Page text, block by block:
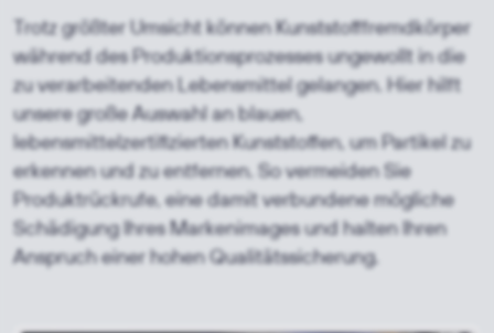
Trotz größter Umsicht können Kunststofffremdkörper
während des Produktionsprozesses ungewollt in die
zu verarbeitenden Lebensmittel gelangen. Hier hilft
unsere große Auswahl an blauen,
lebensmittelzertifizierten Kunststoffen, um Partikel zu
erkennen und zu entfernen. So vermeiden Sie
Produktrückrufe, eine damit verbundene mögliche
Schädigung Ihres Markenimages und halten Ihren
Anspruch einer hohen Qualitätssicherung.